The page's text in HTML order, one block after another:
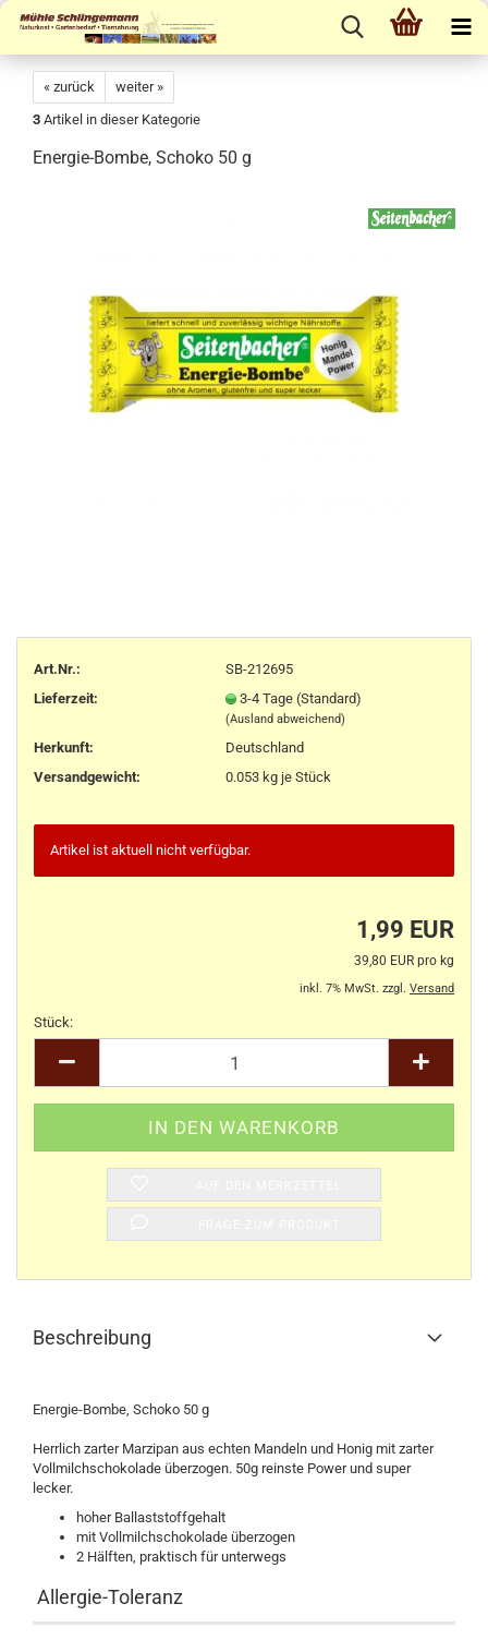
« zurück
weiter »
3 Artikel in dieser Kategorie
Energie-Bombe, Schoko 50 g
Art.Nr.:
SB-212695
Lieferzeit:
3-4 Tage (Standard)
(Ausland abweichend)
Herkunft:
Deutschland
Versandgewicht:
0.053kg je Stück
Artikel ist aktuell nicht verfügbar.
1,99 EUR
39,80 EUR pro kg
inkl. 7% MwSt. zzgl. Versand
Stück:
Beschreibung
Energie-Bombe, Schoko 50 g
Herrlich zarter Marzipan aus echten Mandeln und Honig mit zarter
Vollmilchschokolade überzogen. 50g reinste Power und super
lecker.
hoher Ballaststoffgehalt
mit Vollmilchschokolade überzogen
2 Hälften, praktisch für unterwegs
Allergie-Toleranz